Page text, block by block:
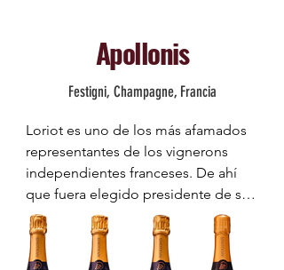
Apollonis
Festigni, Champagne, Francia
Loriot es uno de los más afamados
representantes de los vignerons
independientes franceses. De ahí
que fuera elegido presidente de su
asociación entre los años 2010 y
2016. Estamos seguros de que eso
no le hizo tan feliz como descorchar